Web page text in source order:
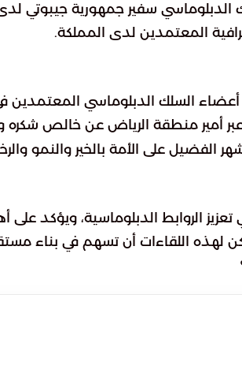
سفير جمهورية جيبوتي
المعتمدين لدى المملكة.
السلك الدبلوماسي المعتمدين
عبر أمير منطقة الرياض عن خالص شكره
الفضيل على الأمة بالخير والنمو
الروابط الدبلوماسية، ويؤكد على
لهذه اللقاءات أن تسهم في بناء